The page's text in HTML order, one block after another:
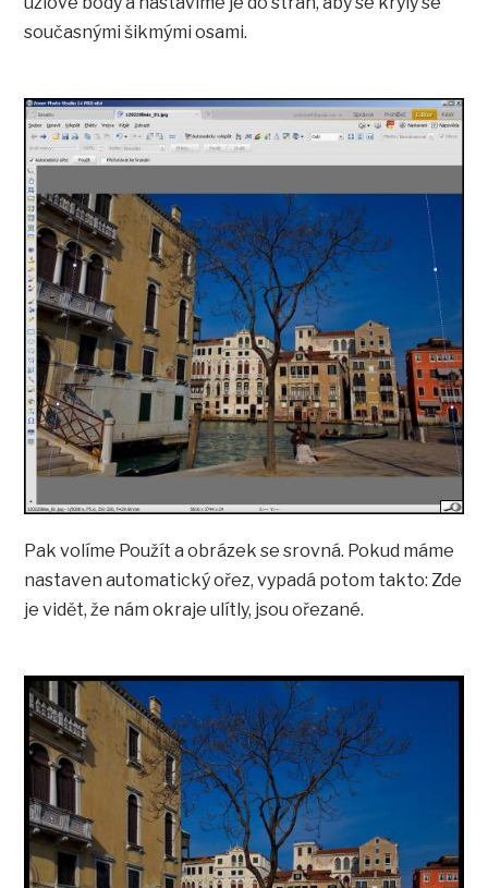
současnými šikmými osami.
Pak volíme Použít a obrázek se srovná. Pokud máme
nastaven automatický ořez, vypadá potom takto: Zde
je vidět, že nám okraje ulítly, jsou ořezané.